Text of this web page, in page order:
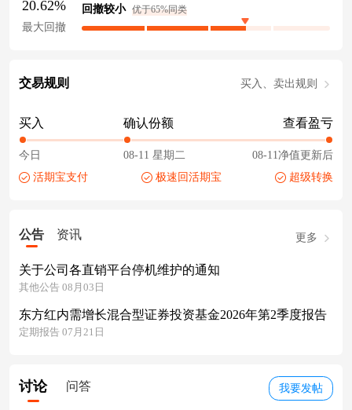
20.62%
最大回撤
回撤较小 优于65%同类
交易规则 买入、卖出规则
买入
今日
确认份额
08-11 星期二
查看盈亏
08-11净值更新后
活期宝支付
极速回活期宝 超级转换
公告 资讯 更多
关于公司各直销平台停机维护的通知
其他公告 08月03日
东方红内需增长混合型证券投资基金2026年第2季度报告
定期报告 07月21日
我要发帖
讨论 问答